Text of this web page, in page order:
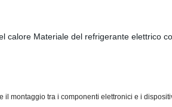
calore Materiale del refrigerante elettrico
montaggio tra i componenti elettronici e i